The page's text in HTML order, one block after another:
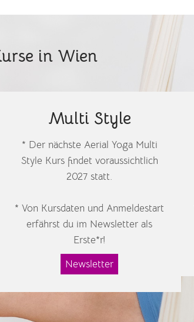
in Wien
Multi Style
* Der nächste Aerial Yoga Multi
Style Kurs findet voraussichtlich
2027 statt.
* Von Kursdaten und Anmeldestart
erfährst du im Newsletter als
Erste*r!
Newsletter